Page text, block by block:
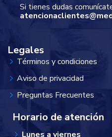
Si tienes dudas
Legales
Términos y condiciones
Aviso de privacidad
Preguntas Frecuentes
Horario de atención
Lunes a viernes